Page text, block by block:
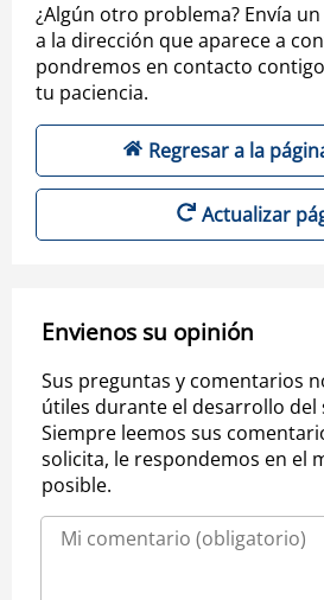
¿Algún otro problema? Envía
a la dirección que aparece a
pondremos en contacto
tu paciencia.
Regresar a la
Actualizar
Envienos su opinión
Sus preguntas y comentarios
útiles durante el desarrollo del
Siempre leemos sus
solicita, le respondemos en el
posible.